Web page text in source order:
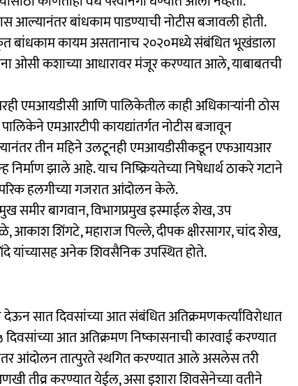
आल्यानंतर बांधकाम पाडण्याची नोटीस बजावली होती.
बांधकाम कायम असतानाच २०२०मध्ये संबंधित भूखंडाला
ओसी कशाच्या आधारावर मंजूर करण्यात आले, याबाबतची
एमआयडीसी आणि पालिकेतील काही अधिकाऱ्यांनी ठोस
पालिकेने एमआरटीपी कायद्यांतर्गत नोटीस बजावून
तीन महिने उलटूनही एमआयडीसीकडून एफआयआर
झाले आहे. याच निष्क्रियतेच्या निषेधार्थ ठाकरे गटाने
हलगीच्या गजरात आंदोलन केले.
समीर बागवान, विभागप्रमुख इस्माईल शेख, उप
आकाश शिंगटे, महाराज पिल्ले, दीपक क्षीरसागर, चांद शेख,
यांच्यासह अनेक शिवसैनिक उपस्थित होते.
सात दिवसांच्या आत संबंधित अतिक्रमणकर्त्यांविरोधात
आत अतिक्रमण निष्कासनाची कारवाई करण्यात
आंदोलन तात्पुरते स्थगित करण्यात आले असलेस तरी
तीव्र करण्यात येईल, असा इशारा शिवसेनेच्या वतीने